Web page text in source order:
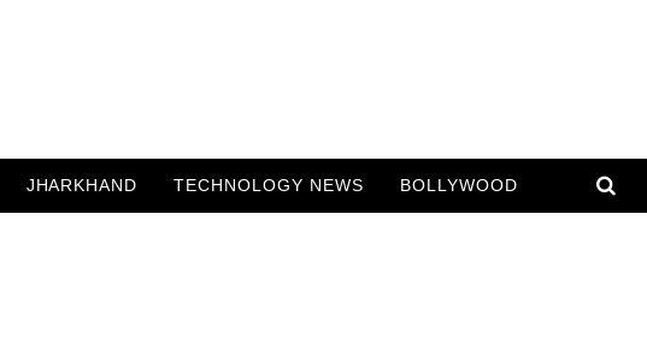
JHARKHAND TECHNOLOGY NEWS BOLLYWOOD